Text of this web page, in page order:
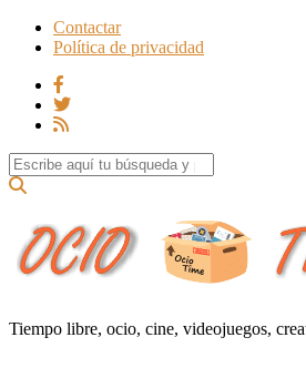
Contactar
Política de privacidad
Search for:
Tiempo libre, ocio, cine, videojuegos,